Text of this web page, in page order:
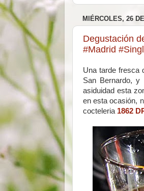
MIÉRCOLES, 26
Degustación
#Madrid
Una tarde fresca
San Bernardo,
asiduidad esta
en esta ocasión,
cocteleria 1862